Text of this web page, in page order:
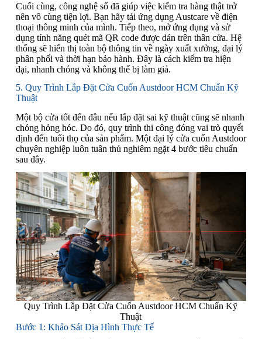
Cuối cùng, công nghệ số đã giúp việc kiểm tra hàng thật trở
nên vô cùng tiện lợi. Bạn hãy tải ứng dụng Austcare về điện
thoại thông minh của mình. Tiếp theo, mở ứng dụng và sử
dụng tính năng quét mã QR code được dán trên thân cửa. Hệ
thống sẽ hiển thị toàn bộ thông tin về ngày xuất xưởng, đại lý
phân phối và thời hạn bảo hành. Đây là cách kiểm tra hiện
đại, nhanh chóng và không thể bị làm giả.
5. Quy Trình Lắp Đặt Cửa Cuốn Austdoor HCM Chuẩn Kỹ
Thuật
Một bộ cửa tốt đến đâu nếu lắp đặt sai kỹ thuật cũng sẽ nhanh
chóng hỏng hóc. Do đó, quy trình thi công đóng vai trò quyết
định đến tuổi thọ của sản phẩm. Một đại lý cửa cuốn Austdoor
chuyên nghiệp luôn tuân thủ nghiêm ngặt 4 bước tiêu chuẩn
sau đây.
Quy Trình Lắp Đặt Cửa Cuốn Austdoor HCM Chuẩn Kỹ
Thuật
Bước 1: Khảo Sát Địa Hình Thực Tế